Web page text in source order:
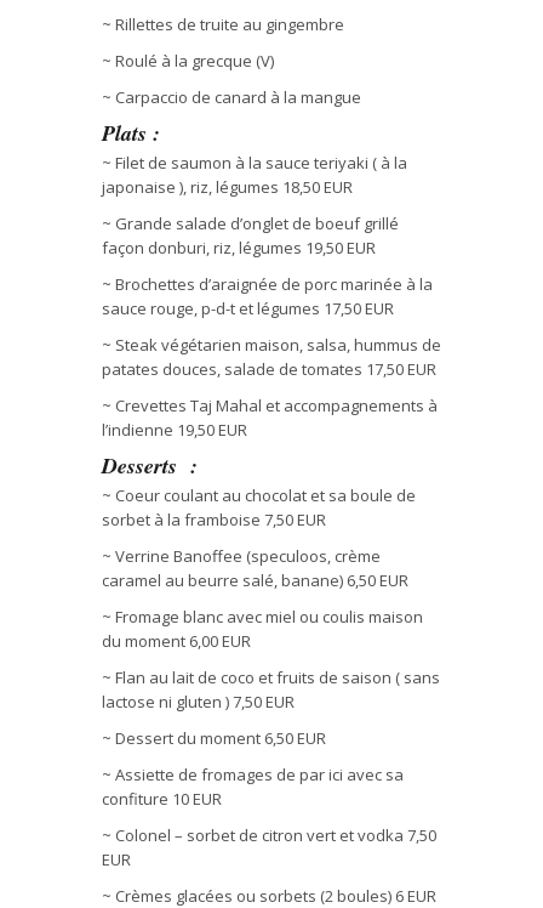
~ Rillettes de truite au gingembre
~ Roulé à la grecque (V)
~ Carpaccio de canard à la mangue
Plats :
~ Filet de saumon à la sauce teriyaki ( à la
japonaise ), riz, légumes 18,50 EUR
~ Grande salade d’onglet de boeuf grillé
façon donburi, riz, légumes 19,50 EUR
~ Brochettes d’araignée de porc marinée à la
sauce rouge, p-d-t et légumes 17,50 EUR
~ Steak végétarien maison, salsa, hummus de
patates douces, salade de tomates 17,50 EUR
~ Crevettes Taj Mahal et accompagnements à
l’indienne 19,50 EUR
Desserts :
~ Coeur coulant au chocolat et sa boule de
sorbet à la framboise 7,50 EUR
~ Verrine Banoffee (speculoos, crème
caramel au beurre salé, banane) 6,50 EUR
~ Fromage blanc avec miel ou coulis maison
du moment 6,00 EUR
~ Flan au lait de coco et fruits de saison ( sans
lactose ni gluten ) 7,50 EUR
~ Dessert du moment 6,50 EUR
~ Assiette de fromages de par ici avec sa
confiture 10 EUR
~ Colonel – sorbet de citron vert et vodka 7,50
EUR
~ Crèmes glacées ou sorbets (2 boules) 6 EUR